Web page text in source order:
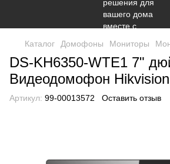
Каталог Домофоны Мониторы
DS-KH6350-WТE1 7"
Видеодомофон Hikvision
Артикул: 99-00013572 Оставить отзыв